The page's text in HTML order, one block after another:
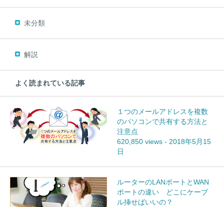
未分類
解説
よく読まれている記事
１つのメールアドレスを複数
のパソコンで共有する方法と
注意点
620,850 views - 2018年5月15
日
ルーターのLANポートとWAN
ポートの違い どこにケーブ
ル挿せばいいの？